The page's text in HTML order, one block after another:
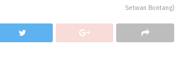
Setwan Bontang)